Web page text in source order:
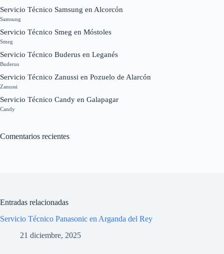
Servicio Técnico Samsung en Alcorcón
Samsung
Servicio Técnico Smeg en Móstoles
Smeg
Servicio Técnico Buderus en Leganés
Buderus
Servicio Técnico Zanussi en Pozuelo de Alarcón
Zanussi
Servicio Técnico Candy en Galapagar
Candy
Comentarios recientes
Entradas relacionadas
Servicio Técnico Panasonic en Arganda del Rey
21 diciembre, 2025